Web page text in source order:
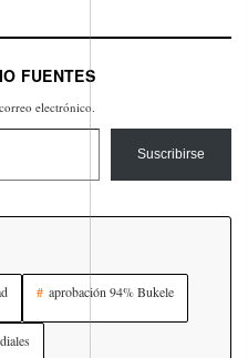
FUENTES
electrónico.
Suscribirse
aprobación 94% Bukele